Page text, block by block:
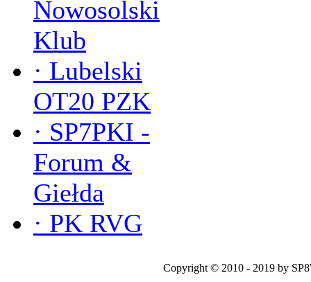
Nowosolski
Klub
· Lubelski
OT20 PZK
· SP7PKI -
Forum &
Giełda
· PK RVG
Copyright © 2010 - 2019 by